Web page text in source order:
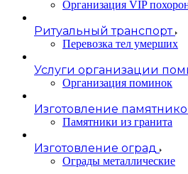
Организация VIP
Ритуальный транспорт
Перевозка тел умерших
Услуги организации
Организация поминок
Изготовление
Памятники из гранита
Изготовление оград
Ограды металлические